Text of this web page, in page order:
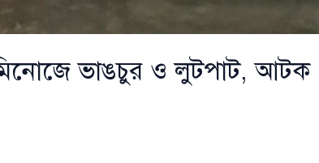
ভাঙচুর ও লুটপাট, আটক